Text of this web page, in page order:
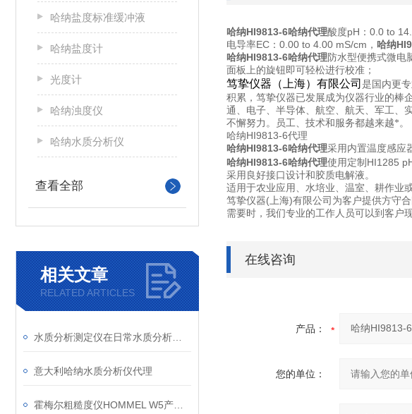
哈纳盐度标准缓冲液
哈纳盐度计
光度计
哈纳浊度仪
哈纳水质分析仪
查看全部
相关文章
RELATED ARTICLES
意大利哈纳水质分析仪代理
哈纳HI9813-6哈纳代理酸度pH：0.0 to
电导率EC：0.00 to 4.00 mS/cm， 哈纳
哈纳HI9813-6哈纳代理防水型便携式微电
面板上的旋钮即可轻松进行校准；
笃挚仪器（上海）有限公司 是国内更
积累，笃挚仪器已发展成为仪器行业的棒
通、电子、半导体、航空、航天、军工、
不懈努力。员工、技术和服务都越来越*。
哈纳HI9813-6代理
哈纳HI9813-6哈纳代理采用内置温度感应
哈纳HI9813-6哈纳代理使用定制HI1285
采用良好接口设计和胶质电解液。
适用于农业应用、水培业、温室、耕作业
笃挚仪器(上海)有限公司为客户提供方守
需要时，我们专业的工作人员可以到客户
在线咨询
产品：
您的单位：